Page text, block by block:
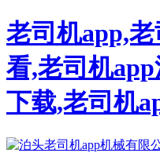
老司机app,
看,老司机
下载,老司机